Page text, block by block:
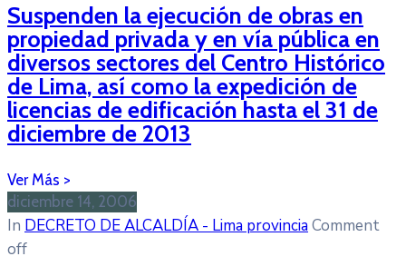
Suspenden la ejecución de obras en
propiedad privada y en vía pública en
diversos sectores del Centro Histórico
de Lima, así como la expedición de
licencias de edificación hasta el 31 de
diciembre de 2013
diciembre 14, 2006
In DECRETO DE ALCALDÍA - Lima provinciaComment
off